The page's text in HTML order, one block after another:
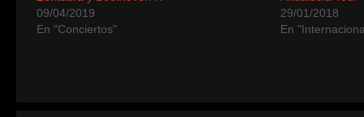
09/04/2019
En "Conciertos"
29/01/2018
En